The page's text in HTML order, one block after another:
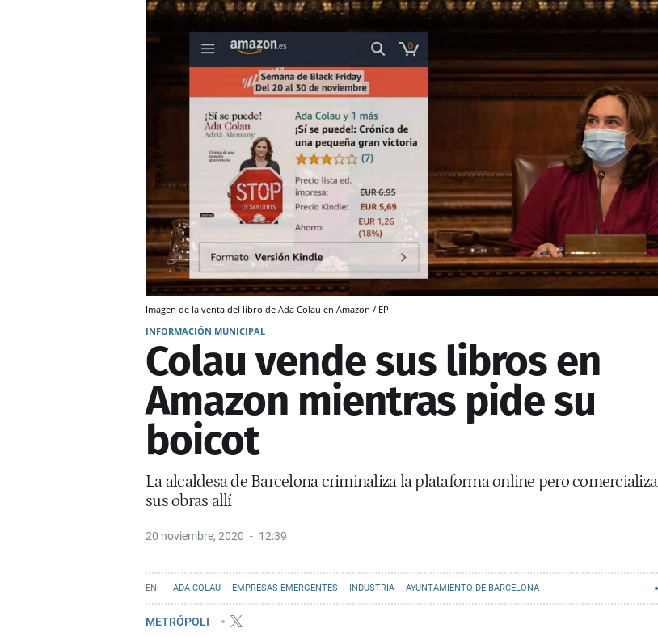
Imagen de la venta del libro de Ada Colau en Amazon / EP
INFORMACIÓN MUNICIPAL
Colau vende sus libros en
Amazon mientras pide su
boicot
La alcaldesa de Barcelona criminaliza la plataforma online pero comercializa
sus obras allí
20 noviembre, 2020 12:39
ADA COLAU EMPRESAS EMERGENTES INDUSTRIA AYUNTAMIENTO DE BARCELONA
METRÓPOLI